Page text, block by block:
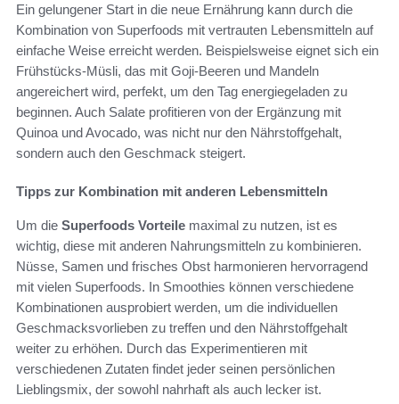
Ein gelungener Start in die neue Ernährung kann durch die
Kombination von Superfoods mit vertrauten Lebensmitteln auf
einfache Weise erreicht werden. Beispielsweise eignet sich ein
Frühstücks-Müsli, das mit Goji-Beeren und Mandeln
angereichert wird, perfekt, um den Tag energiegeladen zu
beginnen. Auch Salate profitieren von der Ergänzung mit
Quinoa und Avocado, was nicht nur den Nährstoffgehalt,
sondern auch den Geschmack steigert.
Tipps zur Kombination mit anderen Lebensmitteln
Um die Superfoods Vorteile maximal zu nutzen, ist es
wichtig, diese mit anderen Nahrungsmitteln zu kombinieren.
Nüsse, Samen und frisches Obst harmonieren hervorragend
mit vielen Superfoods. In Smoothies können verschiedene
Kombinationen ausprobiert werden, um die individuellen
Geschmacksvorlieben zu treffen und den Nährstoffgehalt
weiter zu erhöhen. Durch das Experimentieren mit
verschiedenen Zutaten findet jeder seinen persönlichen
Lieblingsmix, der sowohl nahrhaft als auch lecker ist.